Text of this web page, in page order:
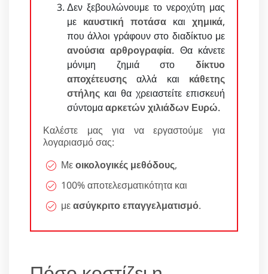
Δεν ξεβουλώνουμε το νεροχύτη μας
με καυστική ποτάσα και χημικά,
που άλλοι γράφουν στο διαδίκτυο με
ανούσια αρθρογραφία. Θα κάνετε
μόνιμη ζημιά στο δίκτυο
αποχέτευσης αλλά και κάθετης
στήλης και θα χρειαστείτε επισκευή
σύντομααρκετών χιλιάδων Ευρώ.
Καλέστε μας για να εργαστούμε για
λογαριασμό σας:
Μεοικολογικές μεθόδους,
100% αποτελεσματικότητα και
μεασύγκριτο επαγγελματισμό.